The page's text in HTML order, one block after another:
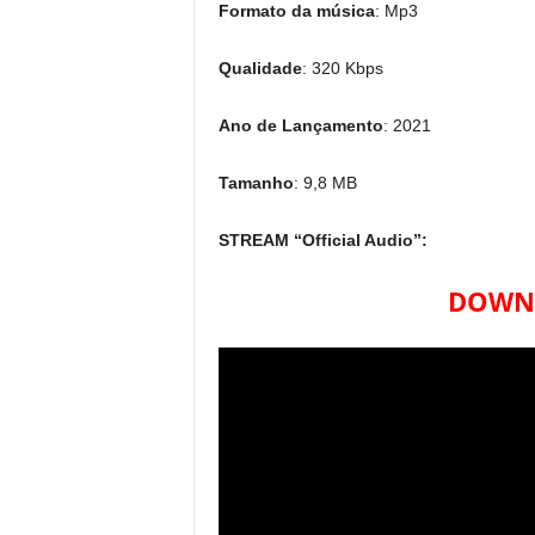
Formato da música: Mp3
Qualidade: 320 Kbps
Ano de Lançamento: 2021
Tamanho: 9,8 MB
STREAM “Official Audio”: